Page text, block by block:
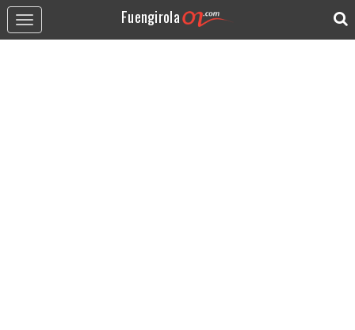
Toggle
navigation
Fuengirola